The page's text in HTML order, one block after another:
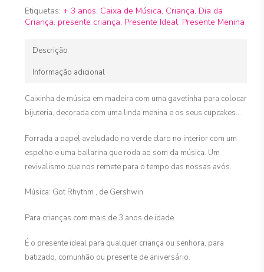
Etiquetas: + 3 anos, Caixa de Música, Criança, Dia da
Criança, presente criança, Presente Ideal, Presente Menina
Descrição
Informação adicional
Caixinha de música em madeira com uma gavetinha para colocar
bijuteria, decorada com uma linda menina e os seus cupcakes…
Forrada a papel aveludado no verde claro no interior com um
espelho e uma bailarina que roda ao som da música. Um
revivalismo que nos remete para o tempo das nossas avós.
Música: Got Rhythm , de Gershwin
Para crianças com mais de 3 anos de idade.
É o presente ideal para qualquer criança ou senhora, para
batizado, comunhão ou presente de aniversário.